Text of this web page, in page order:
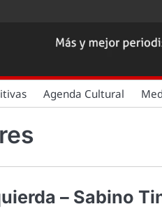
Agenda Cultural
– Sabino